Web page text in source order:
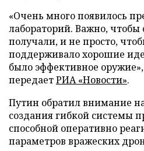
«Очень много появилось
лабораторий. Важно, чтобы
получали, и не просто,
поддерживало хорошие
было эффективное
передаетРИА «Новости».
Путин обратил внимание
создания гибкой системы
способной оперативно
параметров вражеских